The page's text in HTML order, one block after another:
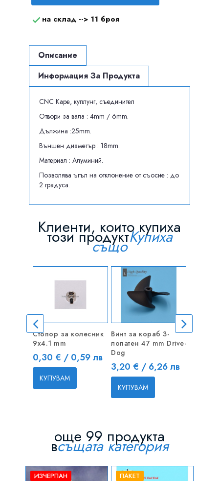
 на склад --> 11 броя
Описание
Информация За Продукта
CNC Каре, куплунг, съединител
Отвори за вала : 4mm / 6mm.
Дължина :25mm.
Външен диаметър : 18mm.
Материал : Алуминий.
Позволява ъгъл на отклонение от съосие : до
2 градуса.
Клиенти, които купиха
този продуктКупиха
също
Стопор за колесник
9x4.1 mm
Цена
0,30 € / 0,59 лв
КУПУВАМ
Винт за кораб 3-
лопатен 47 mm Drive-
Dog
Цена
3,20 € / 6,26 лв
КУПУВАМ
CNC
още 99 продукта
всъщата категория
ИЗЧЕРПАН ПАКЕТ